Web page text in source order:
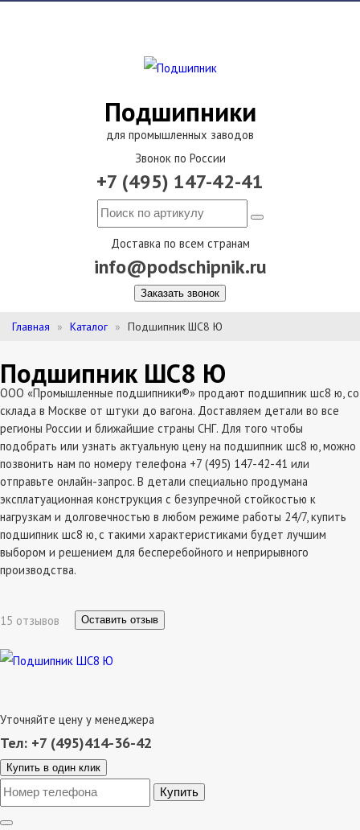
Подшипники
для промышленных заводов
Звонок по России
+7 (495) 147-42-41
Доставка по всем странам
info@podschipnik.ru
Заказать звонок
Главная Каталог Подшипник ШС8 Ю
Подшипник ШС8 Ю
ООО «Промышленные подшипники®» продают подшипник шс8 ю, со
склада в Москве от штуки до вагона. Доставляем детали во все
регионы России и ближайшие страны СНГ. Для того чтобы
подобрать или узнать актуальную цену на подшипник шс8 ю, можно
позвонить нам по номеру телефона +7 (495) 147-42-41 или
отправьте онлайн-запрос. В детали специально продумана
эксплатуационная конструкция с безупречной стойкостью к
нагрузкам и долговечностью в любом режиме работы 24/7, купить
подшипник шс8 ю, с такими характеристиками будет лучшим
выбором и решением для бесперебойного и неприрывного
производства.
15 отзывов Оставить отзыв
Уточняйте цену у менеджера
Тел: +7 (495)414-36-42
Купить в один клик